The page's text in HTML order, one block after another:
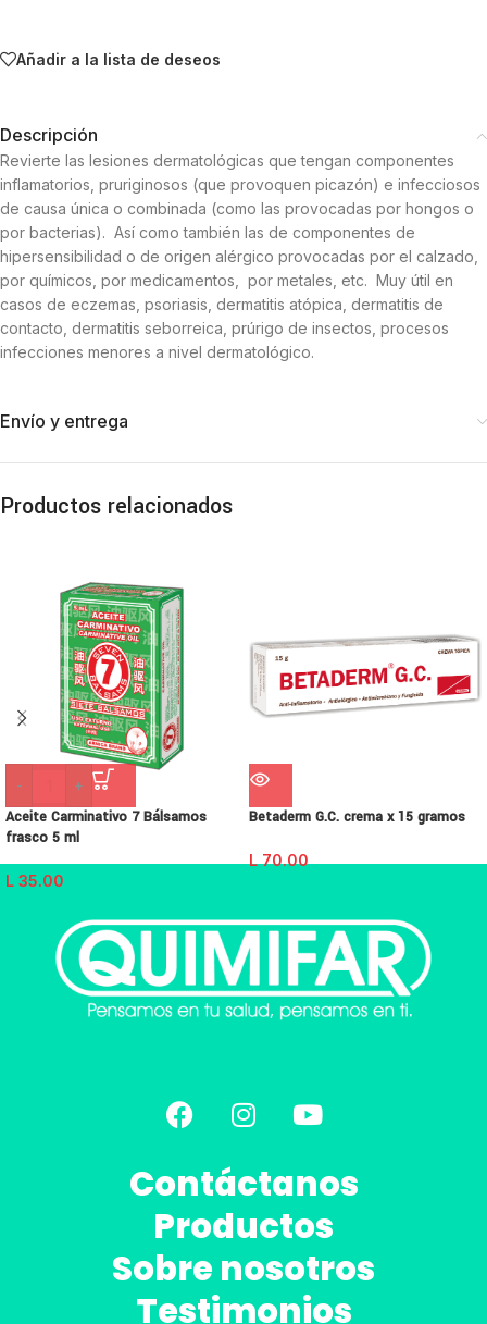
Añadir a la lista de deseos
Descripción
Revierte las lesiones dermatológicas que tengan componentes
inflamatorios, pruriginosos (que provoquen picazón) e infecciosos
de causa única o combinada (como las provocadas por hongos o
por bacterias). Así como también las de componentes de
hipersensibilidad o de origen alérgico provocadas por el calzado,
por químicos, por medicamentos, por metales, etc. Muy útil en
casos de eczemas, psoriasis, dermatitis atópica, dermatitis de
contacto, dermatitis seborreica, prúrigo de insectos, procesos
infecciones menores a nivel dermatológico.
Envío y entrega
Productos relacionados
- +
Aceite Carminativo 7 Bálsamos
frasco 5 ml
L 35.00
Betaderm G.C. crema x 15 gramos
L70.00
Contáctanos
Productos
Sobre nosotros
Testimonios